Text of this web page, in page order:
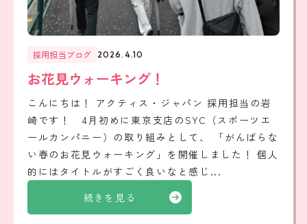
続きを見る
採用担当ブログ 2026.4.10
お花見ウォーキング！
こんにちは！ アクティス・ジャパン 採用担当の岩
崎です！ 4月初めに東京支店のSYC（スポーツエ
ールカンパニー）の取り組みとして、 「がんばらな
い春のお花見ウォーキング」を開催しました！ 個人
的にはタイトルがすごく良いなと感じ...